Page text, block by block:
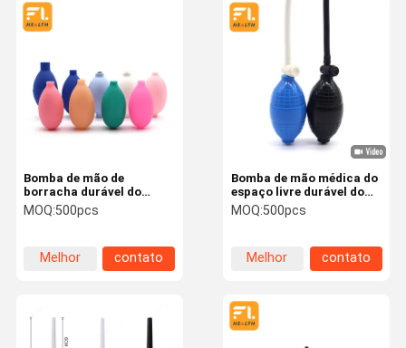
Bomba de mão de
borracha durável do
bulbo, ventilador de ar
mais limpo forte do
MOQ:500pcs
Melhor
contato
Bomba de mão médica do
espaço livre durável do
látex do PVC, bomba de
ar de borracha do bulbo
MOQ:500pcs
Melhor
contato